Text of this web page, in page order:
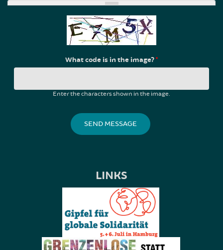
What code is in the image?*
Enter the characters shown in the image.
LINKS